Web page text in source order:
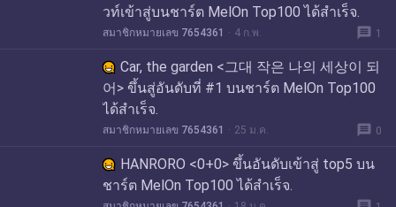
วท์เข้าสู่บนชาร์ต MelOn Top100 ได้สำเร็จ.
สมาชิกหมายเลข 7654361 4 ก.พ. message 1
Car, the garden <그대 작은 나의 세상이 되
어> ขึ้นสู่อันดับที่ #1 บนชาร์ต MelOn Top100
ได้สำเร็จ.
สมาชิกหมายเลข 7654361 25 ม.ค. message 0
HANRORO <0+0> ขึ้นอันดับเข้าสู่ top5 บน
ชาร์ต MelOn Top100 ได้สำเร็จ.